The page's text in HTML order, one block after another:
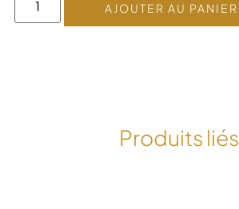
AJOUTER AU PANIER
Produits liés